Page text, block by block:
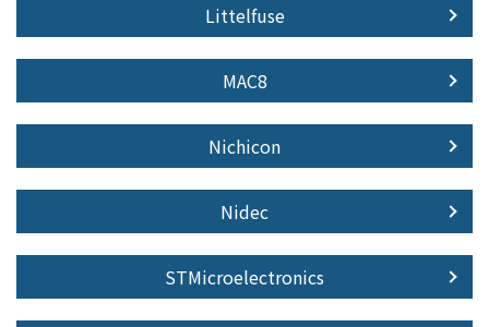
Littelfuse
MAC8
Nichicon
Nidec
STMicroelectronics